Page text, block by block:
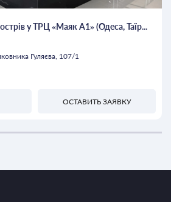
у ТРЦ «Маяк А1» (Одеса, Таїр...
Гуляєва, 107/1
ОСТАВИТЬ ЗАЯВКУ